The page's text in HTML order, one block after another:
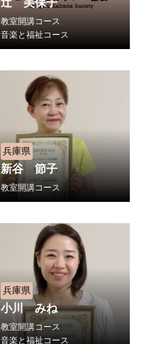
教室開講コース
音楽と福祉コース
兵庫県
新谷 節子
教室開講コース
兵庫県
小川 みね
教室開講コース
音楽と福祉コース